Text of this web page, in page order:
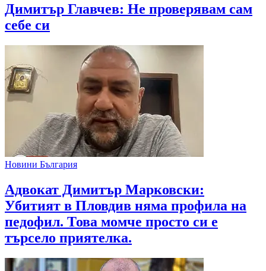
Димитър Главчев: Не проверявам сам
себе си
Новини България
Адвокат Димитър Марковски:
Убитият в Пловдив няма профила на
педофил. Това момче просто си е
търсело приятелка.